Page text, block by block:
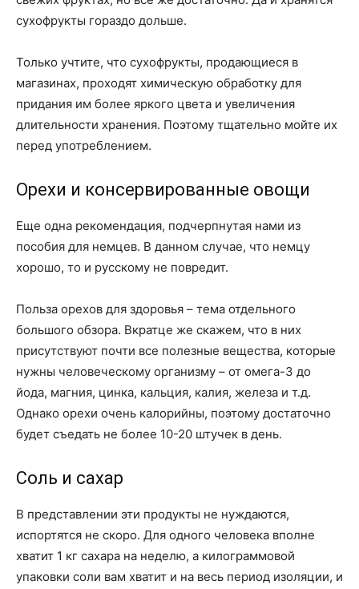
сухофрукты гораздо дольше.
Только учтите, что сухофрукты, продающиеся в
магазинах, проходят химическую обработку для
придания им более яркого цвета и увеличения
длительности хранения. Поэтому тщательно мойте их
перед употреблением.
Орехи и консервированные овощи
Еще одна рекомендация, подчерпнутая нами из
пособия для немцев. В данном случае, что немцу
хорошо, то и русскому не повредит.
Польза орехов для здоровья – тема отдельного
большого обзора. Вкратце же скажем, что в них
присутствуют почти все полезные вещества, которые
нужны человеческому организму – от омега-3 до
йода, магния, цинка, кальция, калия, железа и т.д.
Однако орехи очень калорийны, поэтому достаточно
будет съедать не более 10-20 штучек в день.
Соль и сахар
В представлении эти продукты не нуждаются,
испортятся не скоро. Для одного человека вполне
хватит 1 кг сахара на неделю, а килограммовой
упаковки соли вам хватит и на весь период изоляции, и